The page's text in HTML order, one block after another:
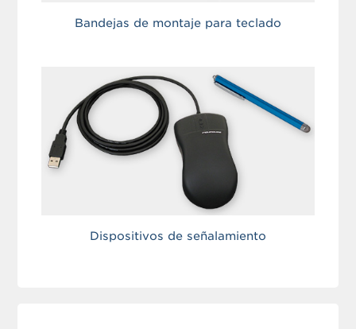
Bandejas de montaje para teclado
Dispositivos de señalamiento